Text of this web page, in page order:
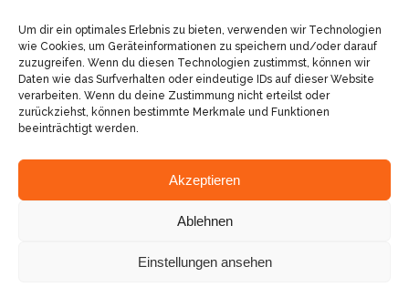
Um dir ein optimales Erlebnis zu bieten, verwenden wir Technologien
wie Cookies, um Geräteinformationen zu speichern und/oder darauf
zuzugreifen. Wenn du diesen Technologien zustimmst, können wir
Daten wie das Surfverhalten oder eindeutige IDs auf dieser Website
verarbeiten. Wenn du deine Zustimmung nicht erteilst oder
zurückziehst, können bestimmte Merkmale und Funktionen
beeinträchtigt werden.
Akzeptieren
Ablehnen
Einstellungen ansehen
Impressum/Datenschutz